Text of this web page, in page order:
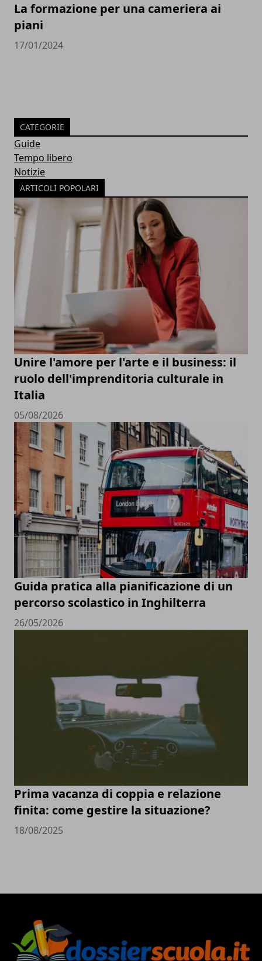
La formazione per una cameriera ai
piani
17/01/2024
CATEGORIE
Guide
Tempo libero
Notizie
ARTICOLI POPOLARI
Unire l'amore per l'arte e il business: il
ruolo dell'imprenditoria culturale in
Italia
05/08/2026
Guida pratica alla pianificazione di un
percorso scolastico in Inghilterra
26/05/2026
Prima vacanza di coppia e relazione
finita: come gestire la situazione?
18/08/2025